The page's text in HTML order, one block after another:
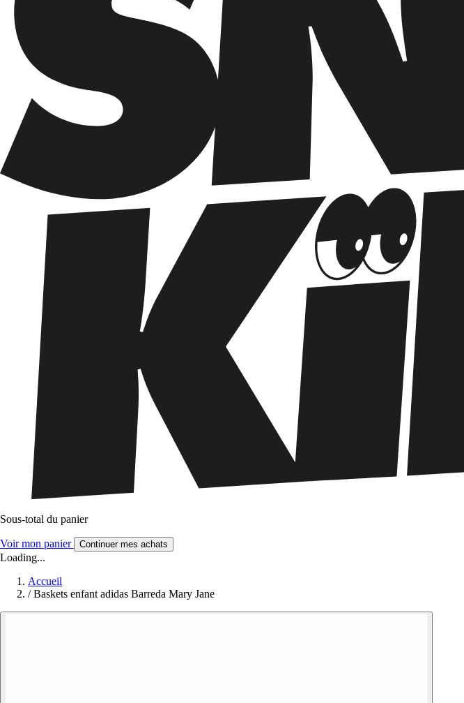
Sous-total du panier
Voir mon panier Continuer mes achats
Loading...
Accueil
/ Baskets enfant adidas Barreda Mary Jane